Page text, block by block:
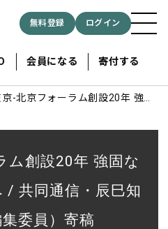
無料登録 ログイン
会員になる 寄付する
-北京フォーラム創設20年 強固
知二さん（国際局編集委員）寄稿
ム創設20年 強固な
/ 共同通信・辰巳知
委員）寄稿